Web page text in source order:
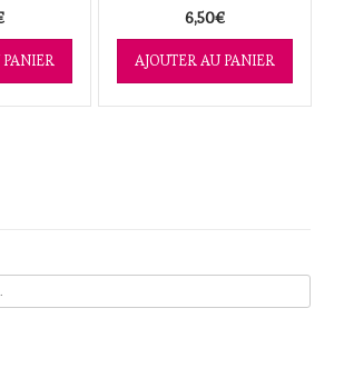
PANIER
6,50€
AJOUTER AU PANIER